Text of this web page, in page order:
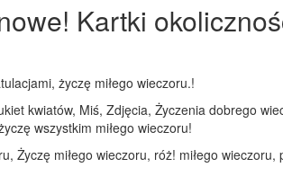
Kartki
życzę miłego wieczoru.!
kwiatów, Miś, Zdjęcia, Życzenia dobrego
wszystkim miłego wieczoru!
Życzę miłego wieczoru, róż! miłego